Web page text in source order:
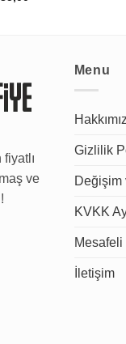
ve
Menu
Gizlilik
Değişim
KVKK
Mesafeli
İletişim